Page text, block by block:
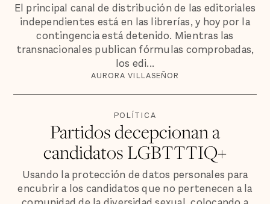
El principal canal de distribución de las editoriales
independientes está en las librerías, y hoy por la
contingencia está detenido. Mientras las
transnacionales publican fórmulas comprobadas,
los edi...
AURORA VILLASEÑOR
POLÍTICA
Partidos decepcionan a
candidatos LGBTTTIQ+
Usando la protección de datos personales para
encubrir a los candidatos que no pertenecen a la